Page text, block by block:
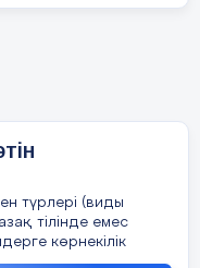
түрлері (виды
тілінде емес
көрнекілік